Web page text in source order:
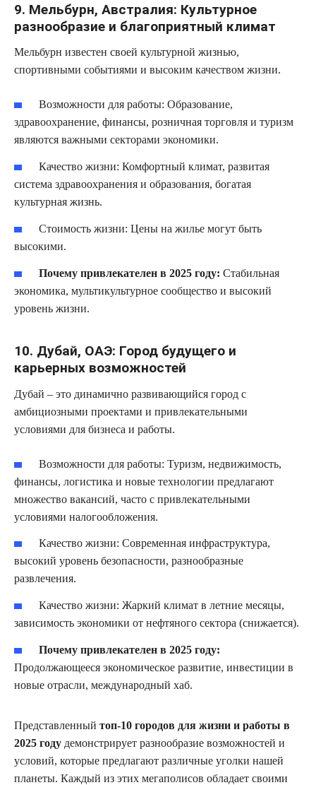
9. Мельбурн, Австралия: Культурное
разнообразие и благоприятный климат
Мельбурн известен своей культурной жизнью,
спортивными событиями и высоким качеством жизни.
Возможности для работы: Образование,
здравоохранение, финансы, розничная торговля и туризм
являются важными секторами экономики.
Качество жизни: Комфортный климат, развитая
система здравоохранения и образования, богатая
культурная жизнь.
Стоимость жизни: Цены на жилье могут быть
высокими.
Почему привлекателен в 2025 году: Стабильная
экономика, мультикультурное сообщество и высокий
уровень жизни.
10. Дубай, ОАЭ: Город будущего и
карьерных возможностей
Дубай – это динамично развивающийся город с
амбициозными проектами и привлекательными
условиями для бизнеса и работы.
Возможности для работы: Туризм, недвижимость,
финансы, логистика и новые технологии предлагают
множество вакансий, часто с привлекательными
условиями налогообложения.
Качество жизни: Современная инфраструктура,
высокий уровень безопасности, разнообразные
развлечения.
Качество жизни: Жаркий климат в летние месяцы,
зависимость экономики от нефтяного сектора (снижается).
Почему привлекателен в 2025 году:
Продолжающееся экономическое развитие, инвестиции в
новые отрасли, международный хаб.
Представленный топ-10 городов для жизни и работы в
2025 году демонстрирует разнообразие возможностей и
условий, которые предлагают различные уголки нашей
планеты. Каждый из этих мегаполисов обладает своими